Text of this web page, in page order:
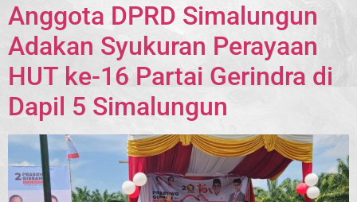
Anggota DPRD Simalungun
Adakan Syukuran Perayaan
HUT ke-16 Partai Gerindra di
Dapil 5 Simalungun